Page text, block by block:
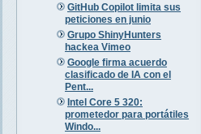
GitHub Copilot limita sus
peticiones en junio
Grupo ShinyHunters
hackea Vimeo
Google firma acuerdo
clasificado de IA con el
Pent...
Intel Core 5 320:
prometedor para portátiles
Windo...